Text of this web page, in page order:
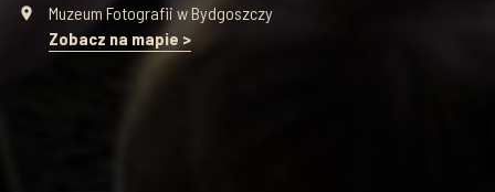
place
Muzeum Fotografii w Bydgoszczy
Zobacz na mapie >